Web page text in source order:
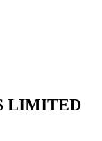
LIMITED